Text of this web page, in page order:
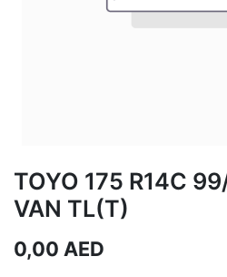
TOYO 175 R14C
VAN TL(T)
0,00 AED